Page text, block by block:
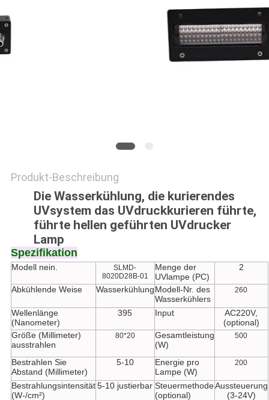
EIN
ZITAT
Produkt-Beschreibung
Die Wasserkühlung, die kurierendes
UVsystem das UVdruckkurieren führte,
führte hellen geführten UVdrucker
Lamp
Spezifikation
Modell nein.
SLMD-
8020D28B-01
Menge der
UVlampe (PC)
2
Abkühlende Weise WasserkühlungModell-Nr. des
Wasserkühlers
260
Wellenlänge
(Nanometer)
395 Input
AC220V,
(optional)
Größe (Millimeter)
ausstrahlen
80*20
Gesamtleistung
(W)
500
Bestrahlen Sie
Abstand (Millimeter)
5-10
Energie pro
Lampe (W)
200
Bestrahlungsintensität
(W-/cm²)
5-10 justierbar Steuermethode
(optional)
Aussteuerung
(3-24V)